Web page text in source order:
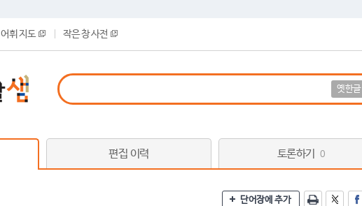
어휘 지도 작은 창 사전
옛한글
편집 이력 토론하기 0
단어장에 추가